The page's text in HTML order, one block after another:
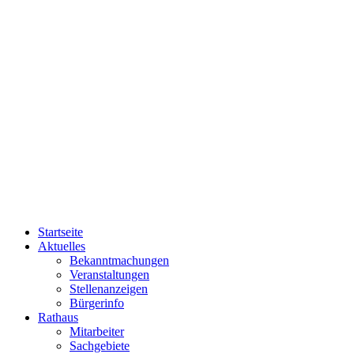
Startseite
Aktuelles
Bekanntmachungen
Veranstaltungen
Stellenanzeigen
Bürgerinfo
Rathaus
Mitarbeiter
Sachgebiete